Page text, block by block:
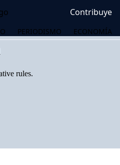
Contribuye
PERIODISMO ECONOMÍA